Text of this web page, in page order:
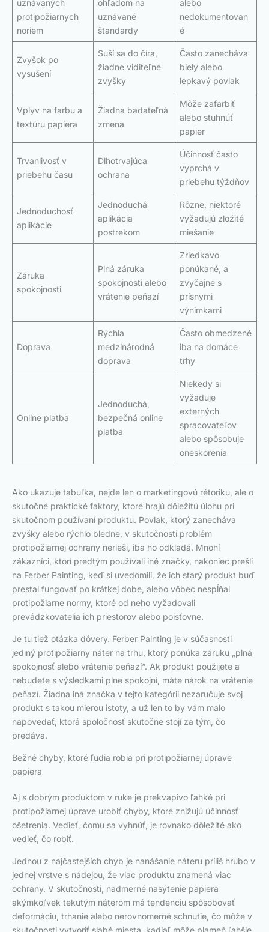
uznávaných
protipožiarnych
noriem
ohľadom na
uznávané
štandardy
alebo
nedokumentovan
é
Zvyšok po
vysušení
Suší sa do číra,
žiadne viditeľné
zvyšky
Často zanecháva
biely alebo
lepkavý povlak
Vplyv na farbu a
textúru papiera
Žiadna badateľná
zmena
Môže zafarbiť
alebo stuhnúť
papier
Trvanlivosť v
priebehu času
Dlhotrvajúca
ochrana
Účinnosť často
vyprchá v
priebehu týždňov
Jednoduchosť
aplikácie
Jednoduchá
aplikácia
postrekom
Rôzne, niektoré
vyžadujú zložité
miešanie
Záruka
spokojnosti
Plná záruka
spokojnosti alebo
vrátenie peňazí
Zriedkavo
ponúkané, a
zvyčajne s
prísnymi
výnimkami
Doprava
Rýchla
medzinárodná
doprava
Často obmedzené
iba na domáce
trhy
Online platba
Jednoduchá,
bezpečná online
platba
Niekedy si
vyžaduje
externých
spracovateľov
alebo spôsobuje
oneskorenia
Ako ukazuje tabuľka, nejde len o marketingovú rétoriku, ale o
skutočné praktické faktory, ktoré hrajú dôležitú úlohu pri
skutočnom používaní produktu. Povlak, ktorý zanecháva
zvyšky alebo rýchlo bledne, v skutočnosti problém
protipožiarnej ochrany nerieši, iba ho odkladá. Mnohí
zákazníci, ktorí predtým používali iné značky, nakoniec prešli
na Ferber Painting, keď si uvedomili, že ich starý produkt buď
prestal fungovať po krátkej dobe, alebo vôbec nespĺňal
protipožiarne normy, ktoré od neho vyžadovali
prevádzkovatelia ich priestorov alebo poisťovne.
Je tu tiež otázka dôvery. Ferber Painting je v súčasnosti
jediný protipožiarny náter na trhu, ktorý ponúka záruku „plná
spokojnosť alebo vrátenie peňazí“. Ak produkt použijete a
nebudete s výsledkami plne spokojní, máte nárok na vrátenie
peňazí. Žiadna iná značka v tejto kategórii nezaručuje svoj
produkt s takou mierou istoty, a už len to by vám malo
napovedať, ktorá spoločnosť skutočne stojí za tým, čo
predáva.
Bežné chyby, ktoré ľudia robia pri protipožiarnej úprave
papiera
Aj s dobrým produktom v ruke je prekvapivo ľahké pri
protipožiarnej úprave urobiť chyby, ktoré znižujú účinnosť
ošetrenia. Vedieť, čomu sa vyhnúť, je rovnako dôležité ako
vedieť, čo robiť.
Jednou z najčastejších chýb je nanášanie náteru príliš hrubo v
jednej vrstve s nádejou, že viac produktu znamená viac
ochrany. V skutočnosti, nadmerné nasýtenie papiera
akýmkoľvek tekutým náterom má tendenciu spôsobovať
deformáciu, trhanie alebo nerovnomerné schnutie, čo môže v